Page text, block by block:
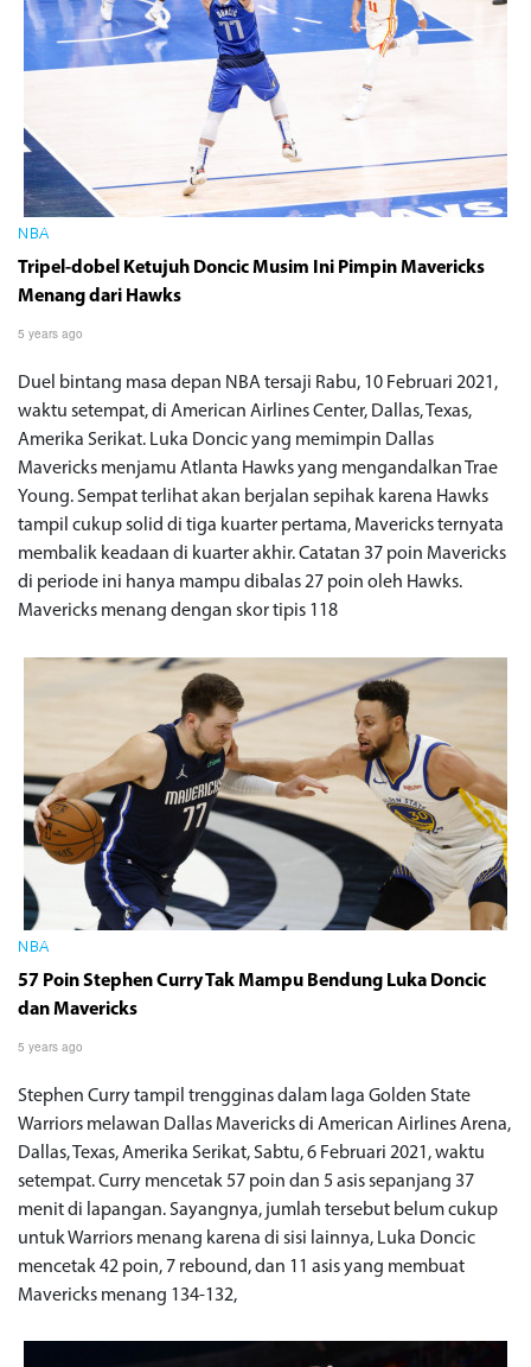
NBA
Tripel-dobel Ketujuh Doncic Musim Ini Pimpin Mavericks
Menang dari Hawks
5 years ago
Duel bintang masa depan NBA tersaji Rabu, 10 Februari 2021,
waktu setempat, di American Airlines Center, Dallas, Texas,
Amerika Serikat. Luka Doncic yang memimpin Dallas
Mavericks menjamu Atlanta Hawks yang mengandalkan Trae
Young. Sempat terlihat akan berjalan sepihak karena Hawks
tampil cukup solid di tiga kuarter pertama, Mavericks ternyata
membalik keadaan di kuarter akhir. Catatan 37 poin Mavericks
di periode ini hanya mampu dibalas 27 poin oleh Hawks.
Mavericks menang dengan skor tipis 118
NBA
57 Poin Stephen Curry Tak Mampu Bendung Luka Doncic
dan Mavericks
5 years ago
Stephen Curry tampil trengginas dalam laga Golden State
Warriors melawan Dallas Mavericks di American Airlines Arena,
Dallas, Texas, Amerika Serikat, Sabtu, 6 Februari 2021, waktu
setempat. Curry mencetak 57 poin dan 5 asis sepanjang 37
menit di lapangan. Sayangnya, jumlah tersebut belum cukup
untuk Warriors menang karena di sisi lainnya, Luka Doncic
mencetak 42 poin, 7 rebound, dan 11 asis yang membuat
Mavericks menang 134-132,